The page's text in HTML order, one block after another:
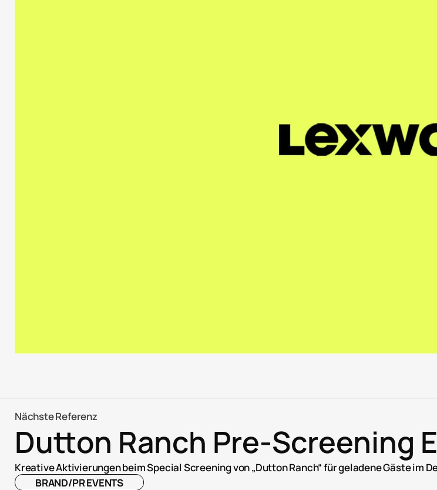
Nächste Referenz
Dutton Ranch Pre-Screening
Kreative Aktivierungen beim Special Screening von „Dutton Ranch“ für geladene Gäste im
BRAND/PR EVENTS